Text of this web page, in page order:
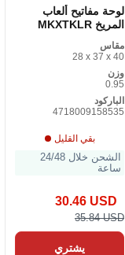
لوحة مفاتيح ألعاب
المريخ MKXTKLR
مقاس
28 x 37 x 40
وزن
0.95
الباركود
4718009158535
بقي القليل
الشحن خلال 24/48
ساعة
30.46 USD
35.84 USD
يشتري